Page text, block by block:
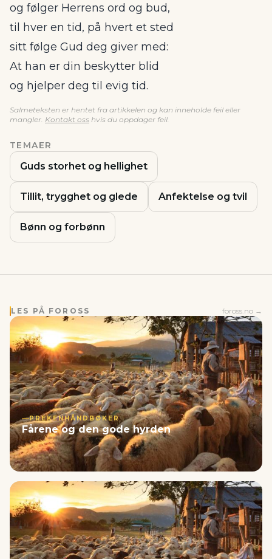
og følger Herrens ord og bud,
til hver en tid, på hvert et sted
sitt følge Gud deg giver med:
At han er din beskytter blid
og hjelper deg til evig tid.
Salmeteksten er hentet fra artikkelen og kan inneholde feil eller
mangler. Kontakt oss hvis du oppdager feil.
TEMAER
Guds storhet og hellighet
Tillit, trygghet og glede Anfektelse og tvil
Bønn og forbønn
LES PÅ FOROSS foross.no →
PREKENHÅNDBØKER
Fårene og den gode hyrden